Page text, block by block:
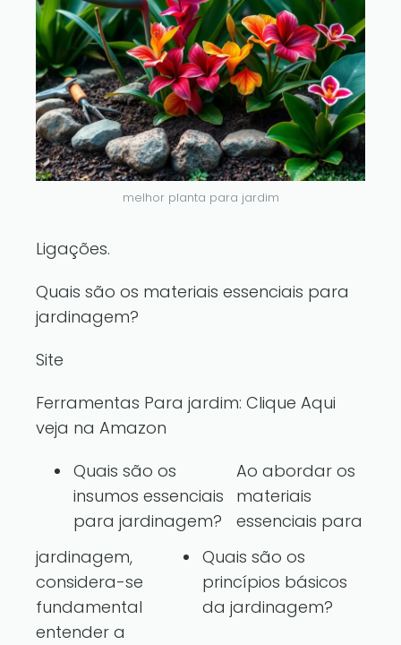
melhor planta para jardim
Ligações.
Quais são os materiais essenciais para
jardinagem?
Site
Ferramentas Para jardim: Clique Aqui
veja na Amazon
Quais são os
insumos essenciais
para jardinagem?
Quais são os
princípios básicos
da jardinagem?
Ao abordar os
materiais
essenciais para
jardinagem,
considera-se
fundamental
entender a